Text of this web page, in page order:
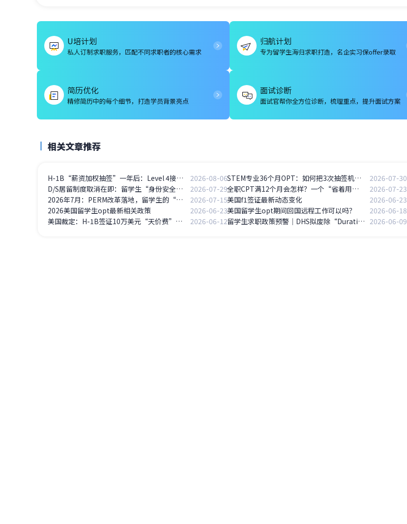
U培计划
私人订制求职服务，匹配不同求职者的核心需求
归航计划
专为留学生海归求职打造，名企实习保offer录取
简历优化
精修简历中的每个细节，打造学员背景亮点
面试诊断
面试官帮你全方位诊断，梳理重点，提升面试方案
相关文章推荐
H-1B“薪资加权抽签”一年后：Level 4接近100%中签，Level 1骤降至5%——高薪岗位通吃 2026-08-06 STEM专业36个月OPT：如何把3次抽签机会用到极致？
2026-07-30
D/S居留制度取消在即：留学生“身份安全感”正在蒸发
2026-07-29 全职CPT满12个月会怎样？一个“省着用”的代价
2026-07-23
2026年7月：PERM改革落地，留学生的“美国梦”迎来关键转折点
2026-07-15美国f1签证最新动态变化
2026-06-23
2026美国留学生opt最新相关政策
2026-06-23美国留学生opt期间回国远程工作可以吗？
2026-06-18
美国裁定：H-1B签证10万美元“天价费”违法
2026-06-12 留学生求职政策预警｜DHS拟废除“Duration of Status”（D/S），四年学制倒计时开始 2026-06-09